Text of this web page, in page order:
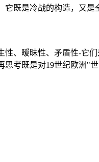
既是冷战的构造，又
、暧昧性、矛盾性-它
考既是对19世纪欧洲"